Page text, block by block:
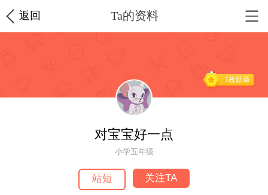
返回 Ta的资料
1枚勋章
对宝宝好一点
小学五年级
站短 关注TA